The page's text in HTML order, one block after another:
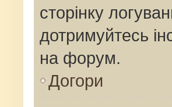
сторінку
дотримуйтесь
на форум.
Догори